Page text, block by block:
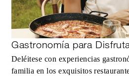
Gastronomía para
Deléitese con experiencias
familia en los exquisitos